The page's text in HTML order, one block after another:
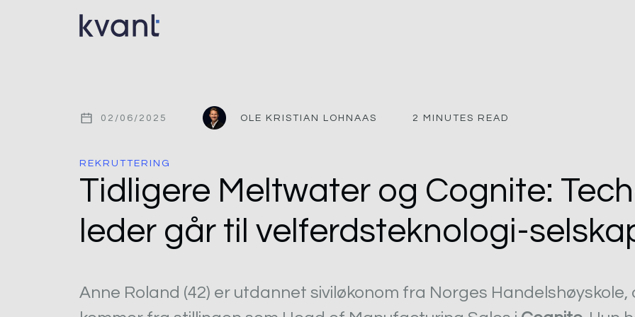
02/06/2025 OLE KRISTIAN LOHNAAS 2 MINUTES READ
REKRUTTERING
Tidligere Meltwater og Cognite:
leder går til velferdsteknologi-
Anne Roland (42) er utdannet siviløkonom fra Norges Handelshøyskole,